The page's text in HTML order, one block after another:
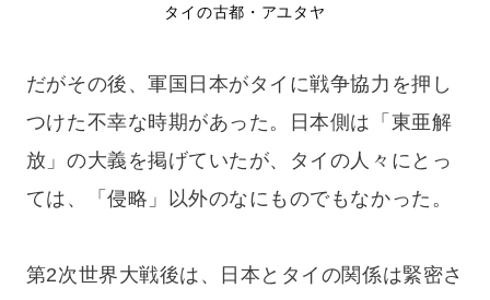
タイの古都・アユタヤ
だがその後、軍国日本がタイに戦争協力を押し
つけた不幸な時期があった。日本側は「東亜解
放」の大義を掲げていたが、タイの人々にとっ
ては、「侵略」以外のなにものでもなかった。
第2次世界大戦後は、日本とタイの関係は緊密さ